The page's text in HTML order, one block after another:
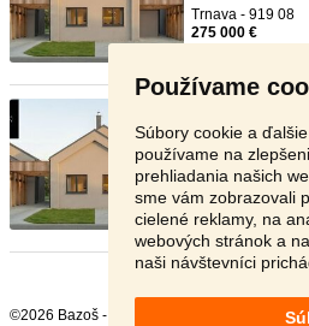
Používame
Súbory cookie a
používame na
prehliadania našich
sme vám zobrazovali
cielené reklamy, na
webových stránok a
naši návštevníci
Trnava - 919 08
275 000 €
TRNAVA
PREDAJI
Trnava - 917 01
275 000 €
©2026 Bazoš -